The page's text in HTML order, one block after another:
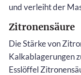
und verleiht der
Zitronensäure
Die Stärke von
Kalkablagerungen
Esslöffel